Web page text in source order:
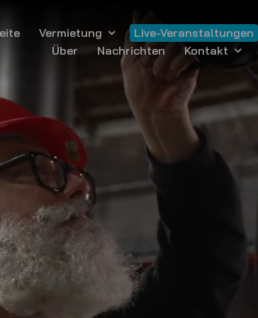
Vermietung Live-Veranstaltungen
Über
Nachrichten Kontakt